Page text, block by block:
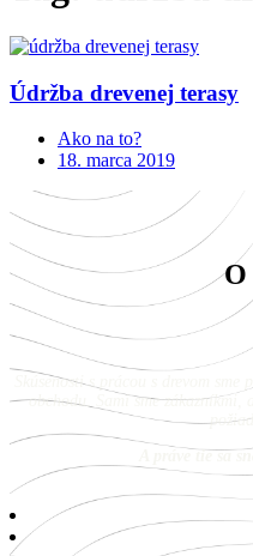
Údržba drevenej terasy
Ako na to?
18. marca 2019
O
Skúsenosti s prácou s drevom
obchodu. Sami sme zákazníkmi,
A práve tie sa